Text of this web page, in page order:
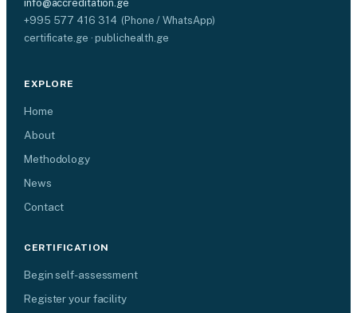
info@accreditation.ge
+995 577 416 314 (Phone / WhatsApp)
certificate.ge · publichealth.ge
EXPLORE
Home
About
Methodology
News
Contact
CERTIFICATION
Begin self-assessment
Register your facility